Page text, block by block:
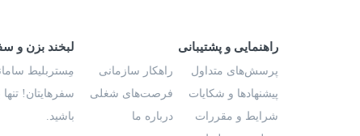
راهنمایی و پشتیبانی
پرسش‌های متداول
پیشنهادها و شکایات
شرایط و مقررات
راهکار سازمانی
فرصت‌های شغلی
درباره ما
لبخند بزن و
مِستربلیط
سفرهایتان!
باشید.